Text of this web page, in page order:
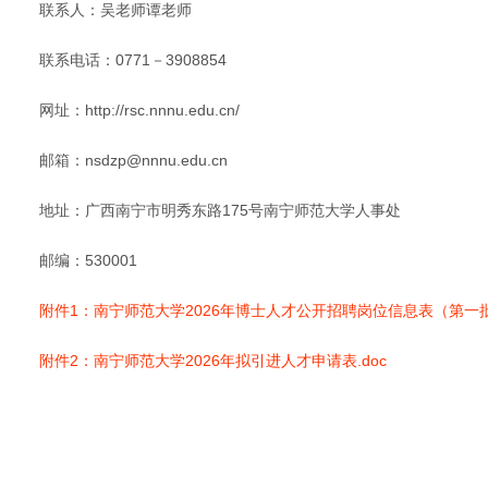
联系人：吴老师谭老师
联系电话：0771－3908854
网址：http://rsc.nnnu.edu.cn/
邮箱：nsdzp@nnnu.edu.cn
地址：广西南宁市明秀东路175号南宁师范大学人事处
邮编：530001
附件1：南宁师范大学2026年博士人才公开招聘岗位信息表（第一
附件2：南宁师范大学2026年拟引进人才申请表.doc